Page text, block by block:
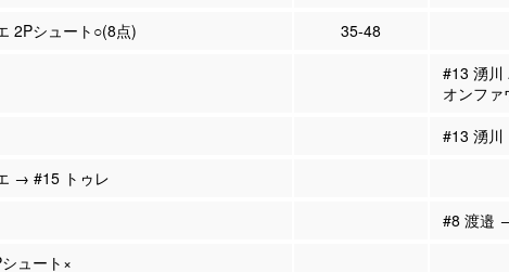
2Pシュート○(8点) 35-48
#13 湧川
オンファ
#13 湧川
→ #15 トゥレ
#8 渡邉
ュート×